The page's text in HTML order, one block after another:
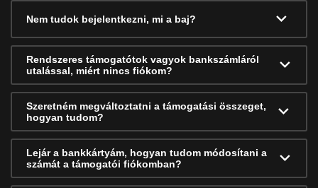
Nem tudok bejelentkezni, mi a baj?
Rendszeres támogatótok vagyok bankszámláról
utalással, miért nincs fiókom?
Szeretném megváltoztatni a támogatási összeget,
hogyan tudom?
Lejár a bankkártyám, hogyan tudom módosítani a
számát a támogatói fiókomban?